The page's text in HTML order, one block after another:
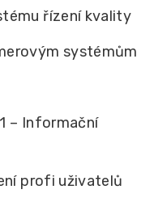
řízení kvality
systémům
– Informační
profi uživatelů